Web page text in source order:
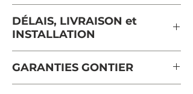
cm
Poids: 61 kg
provenant de forêts certifiées
PEFC
DÉLAIS, LIVRAISON et
INSTALLATION
réalisées dans la pièce, sur
rendez-vous, avec 2 livreurs si
GARANTIES GONTIER